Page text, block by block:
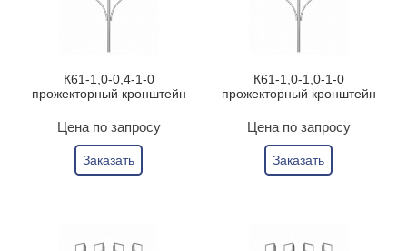
К61-1,0-0,4-1-0
прожекторный кронштейн
Цена по запросу
Заказать
К61-1,0-1,0-1-0
прожекторный кронштейн
Цена по запросу
Заказать